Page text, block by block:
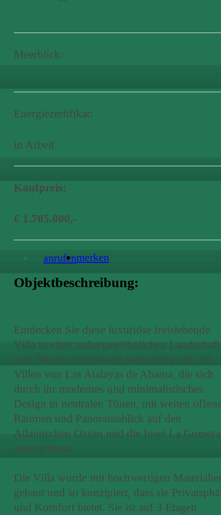
Meerblick:
Energiezertifikat:
in Arbeit
Kaufpreis:
€ 1.705.000,-
anrufenmerken
Objektbeschreibung:
Entdecken Sie diese luxuriöse freistehende
Villa in einer außergewöhnlichen Landschaft
und Teil der exklusiven Sammlung von 10
Villen von Las Atalayas de Abama, die sich
durch ihr modernes und minimalistisches
Design in neutralen Tönen, mit weiten
Räumen und Panoramablick auf den
Atlantischen Ozean und die Insel La Gomera
auszeichnen.
Die Villa wurde mit hochwertigen
gebaut und so konzipiert, dass sie
und Komfort bietet. Sie ist auf 3 Etagen